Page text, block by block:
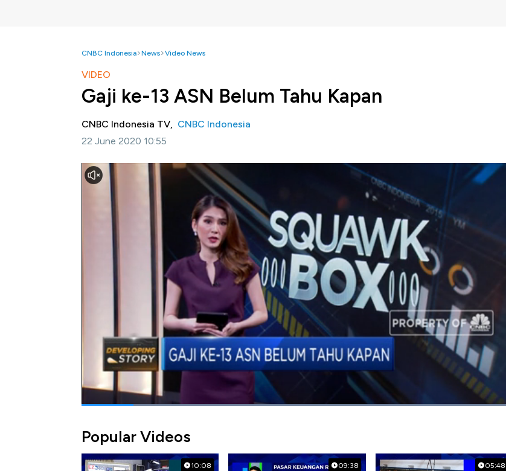
CNBC Indonesia News Video News
VIDEO
Gaji ke-13 ASN Belum Tahu Kapan
CNBC Indonesia TV, CNBC Indonesia
22 June 2020 10:55
Jakarta, CNBC Indonesia-Memasuki tahun ajaran baru Kementerian Keuangan memastikan sampai
saat ini belum ada pembahasan mengenai pemberian gaji ke-13 bagi pegawai negara sipil. Lazimnya
penyaluran gaji ke-13 diberikan menjelang tahun ajaran baru atau setelah penyaluran tunjangan hari
raya atau THR.
Selengkapnya dalam program Squawk Box CNBC Indonesia (Senin. 22/06/2020) berikut ini.
#kemenkeu #pns #gaji 13
Popular Videos
10:08 09:38 05:48